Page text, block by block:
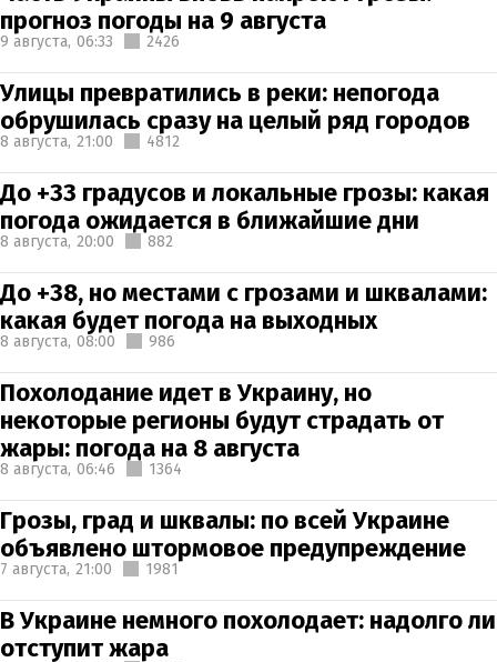
прогноз погоды на 9 августа
9 августа, 06:33 2426
Улицы превратились в реки: непогода
обрушилась сразу на целый ряд городов
8 августа, 21:00 4812
До +33 градусов и локальные грозы: какая
погода ожидается в ближайшие дни
8 августа, 20:00 882
До +38, но местами с грозами и шквалами:
какая будет погода на выходных
8 августа, 08:00 986
Похолодание идет в Украину, но
некоторые регионы будут страдать от
жары: погода на 8 августа
8 августа, 06:46 1364
Грозы, град и шквалы: по всей Украине
объявлено штормовое предупреждение
7 августа, 21:00 1981
В Украине немного похолодает: надолго ли
отступит жара